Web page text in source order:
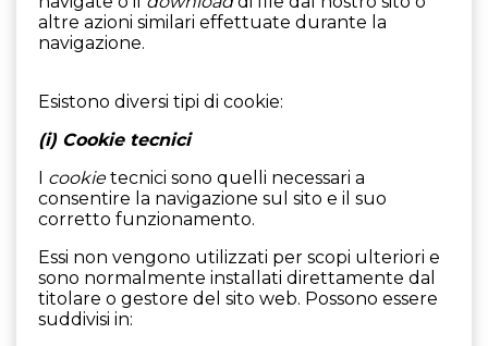
altre azioni similari effettuate durante la
navigazione.
Esistono diversi tipi di cookie:
(i) Cookie tecnici
I cookietecnici sono quelli necessari a
consentire la navigazione sul sito e il suo
corretto funzionamento.
Essi non vengono utilizzati per scopi ulteriori e
sono normalmente installati direttamente dal
titolare o gestore del sito web. Possono essere
suddivisi in: